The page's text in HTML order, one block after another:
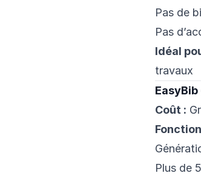
Pas de
Pas
Idéal
travaux
Coût :
Plus de